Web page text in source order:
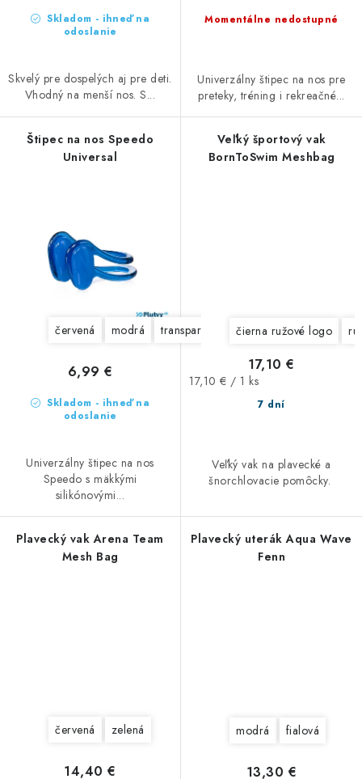
Skladom - ihneď na
odoslanie
Skvelý pre dospelých aj pre deti.
Vhodný na menší nos. S...
Momentálne nedostupné
Univerzálny štipec na nos pre
preteky, tréning i rekreačné...
Štipec na nos Speedo
Universal
červená modrá transparentná
Skladom - ihneď na
odoslanie
6,99 €
Univerzálny štipec na nos
Speedo s mäkkými
silikónovými...
Veľký športový vak
BornToSwim Meshbag
čierna ružové logo
7 dní
17,10 €
Jednotková
17,10 € / 1 ks
Veľký vak na plavecké a
šnorchlovacie pomôcky.
Plavecký vak Arena Team
Mesh Bag
červená zelená
14,40 €
Plavecký uterák Aqua Wave
Fenn
modrá fialová
13,30 €